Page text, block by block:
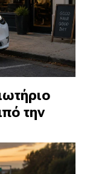
την